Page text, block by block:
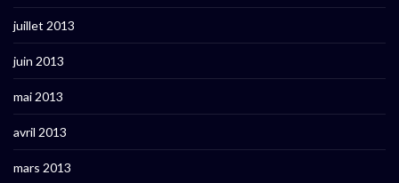
juillet 2013
juin 2013
mai 2013
avril 2013
mars 2013